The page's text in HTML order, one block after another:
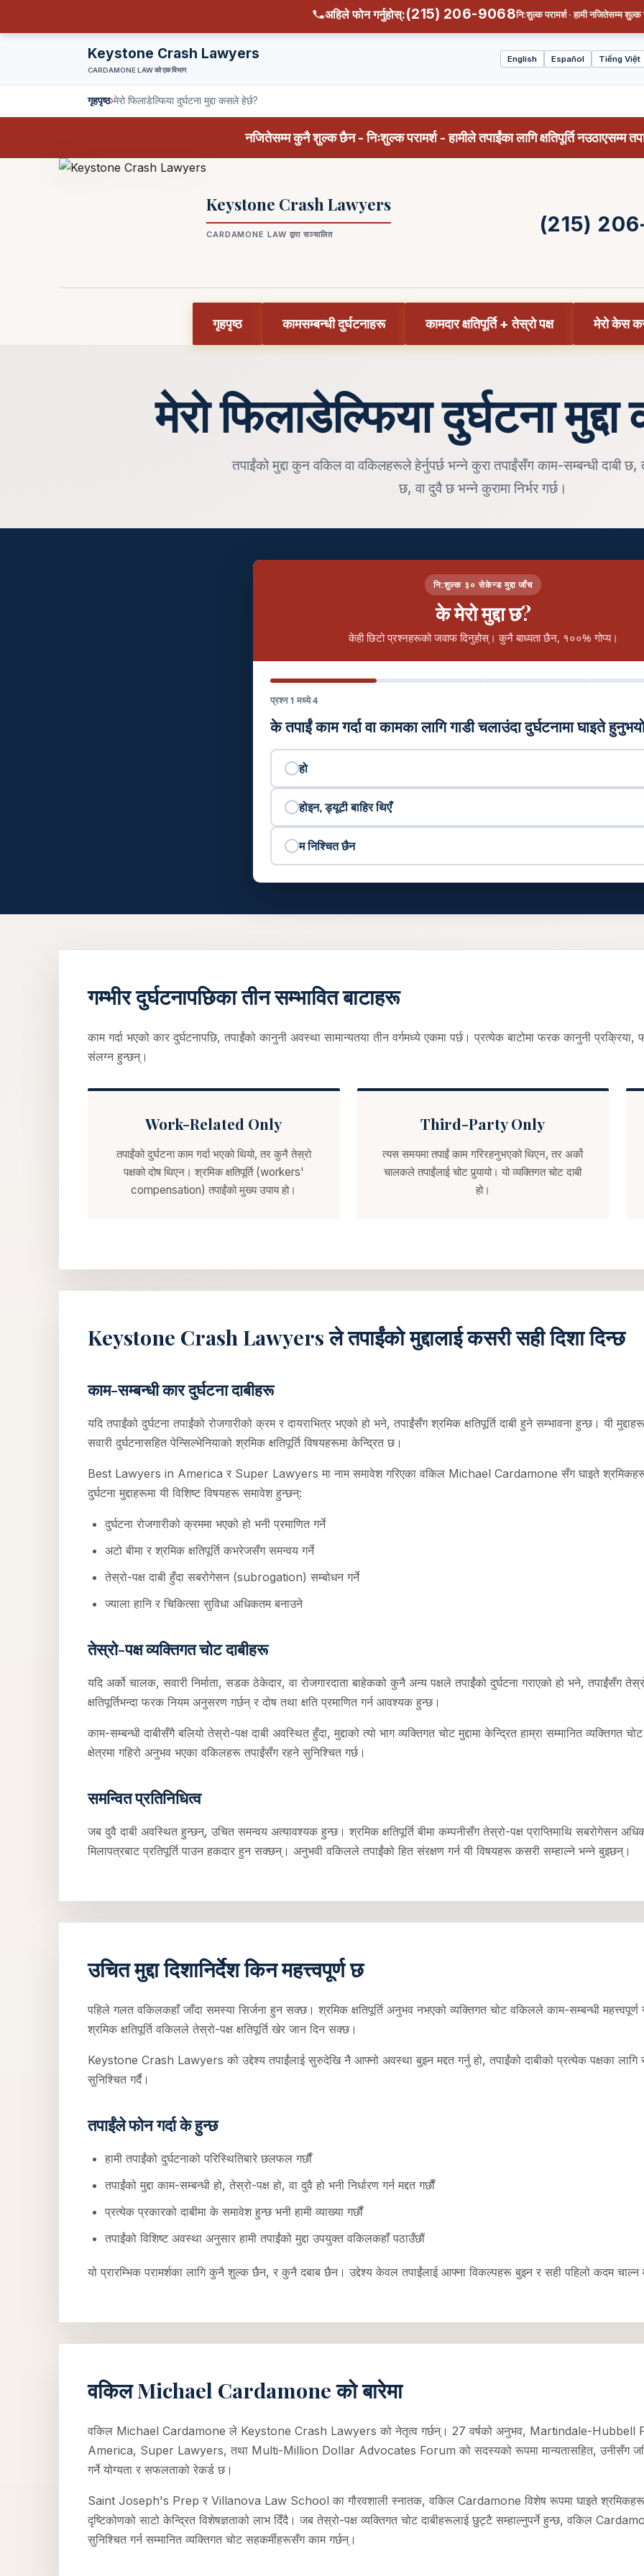
अहिले फोन गर्नुहोस्:(215) 206-9068नि:शुल्क परामर्श · हामी नजितेसम्म
Keystone Crash Lawyers
CARDAMONE LAW को एक विभाग
Select
language
English Español Tiếng Việt
गृहपृष्ठ›मेरो फिलाडेल्फिया दुर्घटना मुद्दा कसले हेर्छ?
नजितेसम्म कुनै शुल्क छैन - निःशुल्क परामर्श - हामीले तपाईंका लागि क्षतिपूर्ति नउठाएसम्म
Keystone Crash Lawyers
CARDAMONE LAW द्वारा सञ्चालित (215)
गृहपृष्ठ कामसम्बन्धी दुर्घटनाहरू कामदार क्षतिपूर्ति + तेस्रो पक्ष मेरो केस
मेरो फिलाडेल्फिया दुर्घटना
तपाईंको मुद्दा कुन वकिल वा वकिलहरूले हेर्नुपर्छ भन्ने कुरा तपाईंसँग काम-सम्बन्धी दाबी छ,
छ, वा दुवै छ भन्ने कुरामा निर्भर गर्छ।
नि:शुल्क ३० सेकेन्ड मुद्दा जाँच
के मेरो मुद्दा छ?
केही छिटो प्रश्नहरूको जवाफ दिनुहोस्। कुनै बाध्यता छैन, १००% गोप्य।
प्रश्न 1 मध्ये 4
के तपाईं काम गर्दा वा कामका लागि गाडी चलाउंदा दुर्घटनामा घाइते
हो
होइन, ड्यूटी बाहिर थिएँ
म निश्चित छैन
गम्भीर दुर्घटनापछिका तीन सम्भावित बाटाहरू
काम गर्दा भएको कार दुर्घटनापछि, तपाईंको कानुनी अवस्था सामान्यतया तीन वर्गमध्ये एकमा पर्छ। प्रत्येक बाटोमा फरक कानुनी
संलग्न हुन्छन्।
Work-Related Only
तपाईंको दुर्घटना काम गर्दा भएको थियो, तर कुनै तेस्रो
पक्षको दोष थिएन। श्रमिक क्षतिपूर्ति (workers'
compensation) तपाईंको मुख्य उपाय हो।
Third-Party Only
त्यस समयमा तपाईं काम गरिरहनुभएको थिएन, तर अर्को
चालकले तपाईंलाई चोट पुर्‍यायो। यो व्यक्तिगत चोट दाबी
हो।
Keystone Crash Lawyers ले तपाईंको मुद्दालाई कसरी सही दिशा दिन्छ
काम-सम्बन्धी कार दुर्घटना दाबीहरू
यदि तपाईंको दुर्घटना तपाईंको रोजगारीको क्रम र दायराभित्र भएको हो भने, तपाईंसँग श्रमिक क्षतिपूर्ति दाबी हुने सम्भावना हुन्छ। यी
सवारी दुर्घटनासहित पेन्सिल्भेनियाको श्रमिक क्षतिपूर्ति विषयहरूमा केन्द्रित छ।
Best Lawyers in America र Super Lawyers मा नाम समावेश गरिएका वकिल Michael Cardamone सँग घाइते
दुर्घटना मुद्दाहरूमा यी विशिष्ट विषयहरू समावेश हुन्छन्:
दुर्घटना रोजगारीको क्रममा भएको हो भनी प्रमाणित गर्ने
अटो बीमा र श्रमिक क्षतिपूर्ति कभरेजसँग समन्वय गर्ने
तेस्रो-पक्ष दाबी हुँदा सबरोगेसन (subrogation) सम्बोधन गर्ने
ज्याला हानि र चिकित्सा सुविधा अधिकतम बनाउने
तेस्रो-पक्ष व्यक्तिगत चोट दाबीहरू
यदि अर्को चालक, सवारी निर्माता, सडक ठेकेदार, वा रोजगारदाता बाहेकको कुनै अन्य पक्षले तपाईंको दुर्घटना गराएको हो भने, तपाईंसँग
क्षतिपूर्तिभन्दा फरक नियम अनुसरण गर्छन् र दोष तथा क्षति प्रमाणित गर्न आवश्यक हुन्छ।
काम-सम्बन्धी दाबीसँगै बलियो तेस्रो-पक्ष दाबी अवस्थित हुँदा, मुद्दाको त्यो भाग व्यक्तिगत चोट मुद्दामा केन्द्रित हाम्रा सम्मानित
क्षेत्रमा गहिरो अनुभव भएका वकिलहरू तपाईंसँग रहने सुनिश्चित गर्छ।
समन्वित प्रतिनिधित्व
जब दुवै दाबी अवस्थित हुन्छन्, उचित समन्वय अत्यावश्यक हुन्छ। श्रमिक क्षतिपूर्ति बीमा कम्पनीसँग तेस्रो-पक्ष प्राप्तिमाथि सबरोगेसन
मिलापत्रबाट प्रतिपूर्ति पाउन हकदार हुन सक्छन्। अनुभवी वकिलले तपाईंको हित संरक्षण गर्न यी विषयहरू कसरी सम्हाल्ने भन्ने बुझ्छन्।
उचित मुद्दा दिशानिर्देश किन महत्त्वपूर्ण छ
पहिले गलत वकिलकहाँ जाँदा समस्या सिर्जना हुन सक्छ। श्रमिक क्षतिपूर्ति अनुभव नभएको व्यक्तिगत चोट वकिलले काम-सम्बन्धी महत्त्वपूर्ण
श्रमिक क्षतिपूर्ति वकिलले तेस्रो-पक्ष क्षतिपूर्ति खेर जान दिन सक्छ।
Keystone Crash Lawyers को उद्देश्य तपाईंलाई सुरुदेखि नै आफ्नो अवस्था बुझ्न मद्दत गर्नु हो, तपाईंको दाबीको प्रत्येक पक्षका
सुनिश्चित गर्दै।
तपाईंले फोन गर्दा के हुन्छ
हामी तपाईंको दुर्घटनाको परिस्थितिबारे छलफल गर्छौं
तपाईंको मुद्दा काम-सम्बन्धी हो, तेस्रो-पक्ष हो, वा दुवै हो भनी निर्धारण गर्न मद्दत गर्छौं
प्रत्येक प्रकारको दाबीमा के समावेश हुन्छ भनी हामी व्याख्या गर्छौं
तपाईंको विशिष्ट अवस्था अनुसार हामी तपाईंको मुद्दा उपयुक्त वकिलकहाँ पठाउँछौं
यो प्रारम्भिक परामर्शका लागि कुनै शुल्क छैन, र कुनै दबाब छैन। उद्देश्य केवल तपाईंलाई आफ्ना विकल्पहरू बुझ्न र सही पहिलो कदम चाल्न
वकिल Michael Cardamone को बारेमा
वकिल Michael Cardamone ले Keystone Crash Lawyers को नेतृत्व गर्छन्। 27 वर्षको अनुभव, Martindale-Hubbell
America, Super Lawyers, तथा Multi-Million Dollar Advocates Forum को सदस्यको रूपमा मान्यतासहित, उनीसँग जटिल
गर्ने योग्यता र सफलताको रेकर्ड छ।
Saint Joseph's Prep र Villanova Law School का गौरवशाली स्नातक, वकिल Cardamone विशेष रूपमा घाइते
दृष्टिकोणको साटो केन्द्रित विशेषज्ञताको लाभ दिँदै। जब तेस्रो-पक्ष व्यक्तिगत चोट दाबीहरूलाई छुट्टै सम्हाल्नुपर्ने हुन्छ, वकिल
सुनिश्चित गर्न सम्मानित व्यक्तिगत चोट सहकर्मीहरूसँग काम गर्छन्।